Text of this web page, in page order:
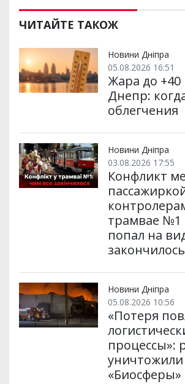
и
р
и
и
e
b
o
k
t
t
e
i
l
e
m p
ЧИТАЙТЕ ТАКОЖ
Новини Дніпра
05.08.2026 16:51
Жара до
Днепр:
облегчения
Новини Дніпра
03.08.2026 17:55
Конфликт
трамвае №1
попал на
закончилось
Новини Дніпра
05.08.2026 10:56
«Потеря
процессы»:
уничтожили